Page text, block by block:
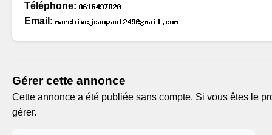
Téléphone:
Email:
Gérer cette annonce
Cette annonce a été publiée sans compte. Si vous êtes le
gérer.